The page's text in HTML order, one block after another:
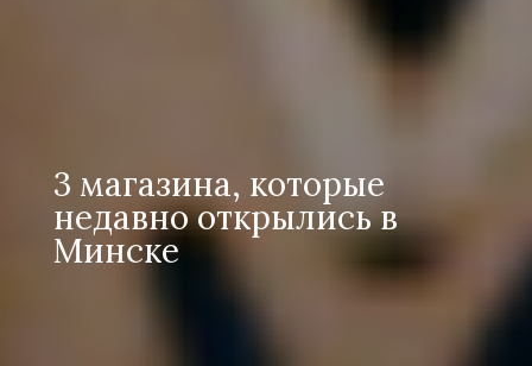
3 магазина, которые
недавно открылись в
Минске